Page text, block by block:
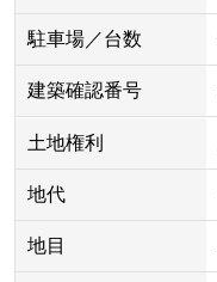
駐車場／台数
建築確認番号
土地権利
地代
地目